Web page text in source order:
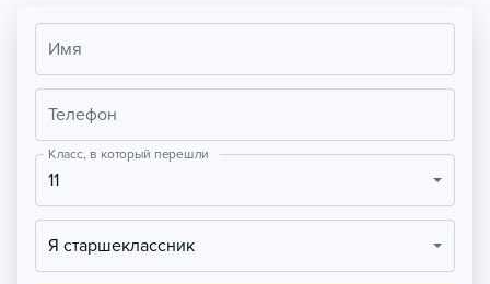
Имя
Телефон
Класс, в который перешли
11
Я старшеклассник